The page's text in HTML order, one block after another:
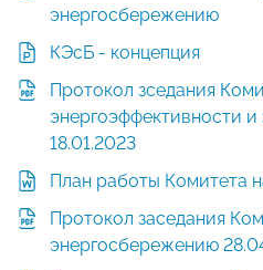
энергосбережению
КЭсБ - концепция
Протокол зседания
энергоэффективности
18.01.2023
План работы Комитета
Протокол заседания
энергосбережению